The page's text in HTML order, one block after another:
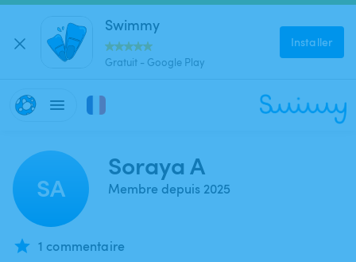
Swimmy
Gratuit - Google Play
Installer
SA
Soraya A
Membre depuis 2025
1 commentaire